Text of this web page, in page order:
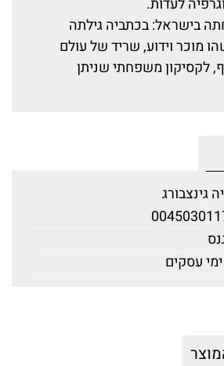
לעדות.
בישראל: בכתביה גילתה
מוכר וידוע, שריד של עולם
לקסיקון משפחתי שניתן
גינצבורג